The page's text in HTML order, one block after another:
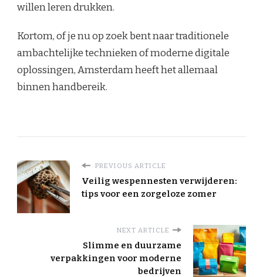
willen leren drukken.
Kortom, of je nu op zoek bent naar traditionele
ambachtelijke technieken of moderne digitale
oplossingen, Amsterdam heeft het allemaal
binnen handbereik.
PREVIOUS ARTICLE
Veilig wespennesten verwijderen:
tips voor een zorgeloze zomer
NEXT ARTICLE
Slimme en duurzame
verpakkingen voor moderne
bedrijven